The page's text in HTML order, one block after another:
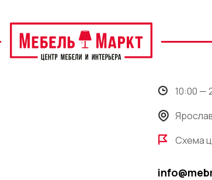
10:00 —
Схема